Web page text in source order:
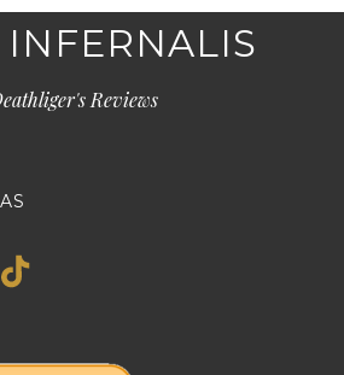
INFERNALIS
Reviews
TikTok